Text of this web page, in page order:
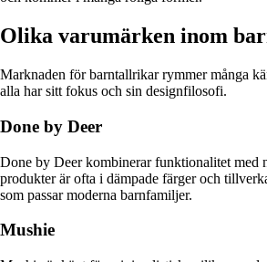
Olika varumärken inom
Marknaden för barntallrikar rymmer många
alla har sitt fokus och sin designfilosofi.
Done by Deer
Done by Deer kombinerar funktionalitet med
produkter är ofta i dämpade färger och
som passar moderna barnfamiljer.
Mushie